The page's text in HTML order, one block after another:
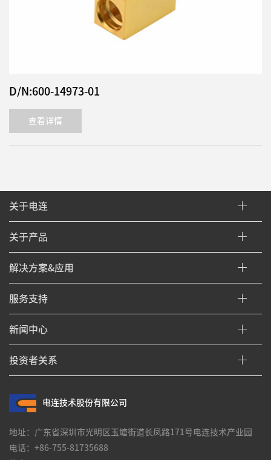
D/N:600-14973-01
查看详情
关于电连
关于产品
解决方案&应用
服务支持
新闻中心
投资者关系
电连技术股份有限公司
地址：广东省深圳市光明区玉塘街道长凤路171号电连技术产业园
电话：+86-755-81735688